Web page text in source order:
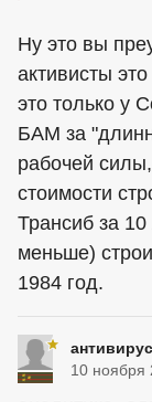
Ну это вы
активисты
это только у
БАМ за
рабочей
стоимости
Трансиб за
меньше)
1984 год.
антивирус
10 ноября